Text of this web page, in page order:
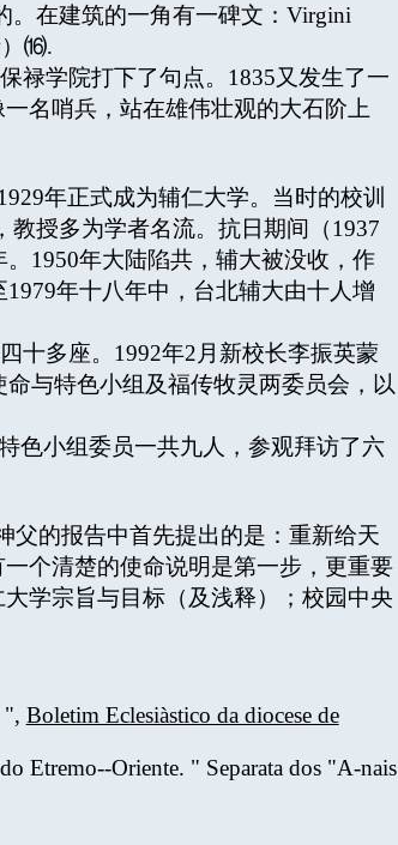
。在建筑的一角有一碑文：Virgini
）⒃.
禄学院打下了句点。1835又发生了一
名哨兵，站在雄伟壮观的大石阶上
年正式成为辅仁大学。当时的校训
教授多为学者名流。抗日期间（1937
1950年大陆陷共，辅大被没收，作
年十八年中，台北辅大由十人增
十多座。1992年2月新校长李振英蒙
与特色小组及福传牧灵两委员会，以
色小组委员一共九人，参观拜访了六
父的报告中首先提出的是：重新给天
个清楚的使命说明是第一步，更重要
学宗旨与目标（及浅释）；校园中央
", Boletim Eclesiàstico da diocese de
Etremo--Oriente. " Separata dos "A-nais